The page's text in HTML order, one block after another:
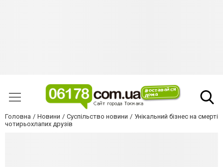
Головна Новини Суспільство новини
Унікальний бізнес на смерті
чотирьохлапих друзів